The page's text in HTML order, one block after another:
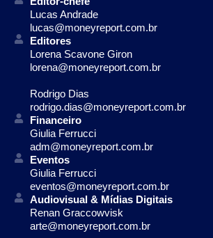
Lucas Andrade
lucas@moneyreport.com.br
Editores
Lorena Scavone Giron
lorena@moneyreport.com.br
Rodrigo Dias
rodrigo.dias@moneyreport.com.br
Financeiro
Giulia Ferrucci
adm@moneyreport.com.br
Eventos
Giulia Ferrucci
eventos@moneyreport.com.br
Audiovisual & Mídias Digitais
Renan Graccowvisk
arte@moneyreport.com.br